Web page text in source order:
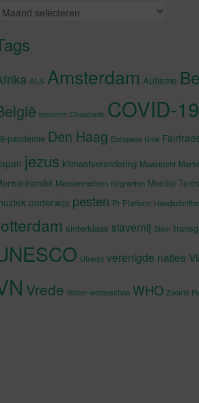
Archieven
ALS Amsterdam Autisme
beroerte Chocolade COVID-19
pandemie Den Haag Europese Unie
jezus klimaatverandering Maastricht
Mensenrechten migranten Moeder
onderwijs pesten Pi Platform
sinterklaas slavernij Stem
Utrecht verenigde naties
Vrede Water wetenschap WHO Zwarte